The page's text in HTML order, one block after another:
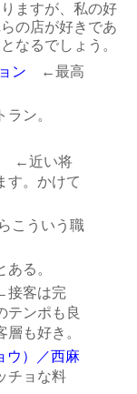
ますが、私の好
の店が好きであ
なるでしょう。
ン ←最高
ン。
←近い将
す。かけて
こういう職
る。
客は完
テンポも良
も好き。
ウ）／西麻
ョな料